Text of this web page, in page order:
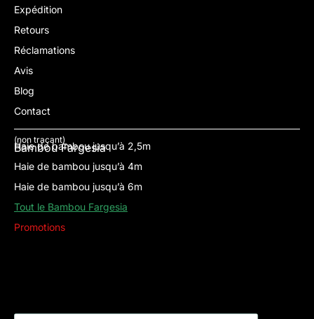
Expédition
Retours
Réclamations
Avis
Blog
Contact
Bambou Fargesia
(non traçant)
Haie de bambou jusqu’à 2,5m
Haie de bambou jusqu’à 4m
Haie de bambou jusqu’à 6m
Tout le Bambou Fargesia
Promotions